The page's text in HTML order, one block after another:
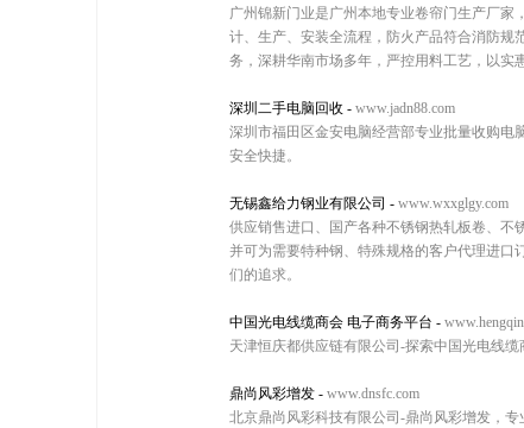
广州锦新门业是广州本地专业卷帘门生产厂
计、生产、安装全流程，防火产品符合消防规
务，深耕华南市场多年，严控用料工艺，以实
深圳二手电脑回收 - www.jadn88.com
深圳市福田区金安电脑经营部专业批量收购电
安全快捷。
无锡鑫给力钢业有限公司 - www.wxxglgy.com
供应销售进口、国产各种不锈钢热轧板卷、不
并可为需要特种钢、特殊规格的客户代理进
们的追求。
中国光电线缆商会 电子商务平台 -
天津恒庆都供应链有限公司-探索中国光电线
鼎尚风彩增发 - www.dnsfc.com
北京鼎尚风彩科技有限公司-鼎尚风彩增发，